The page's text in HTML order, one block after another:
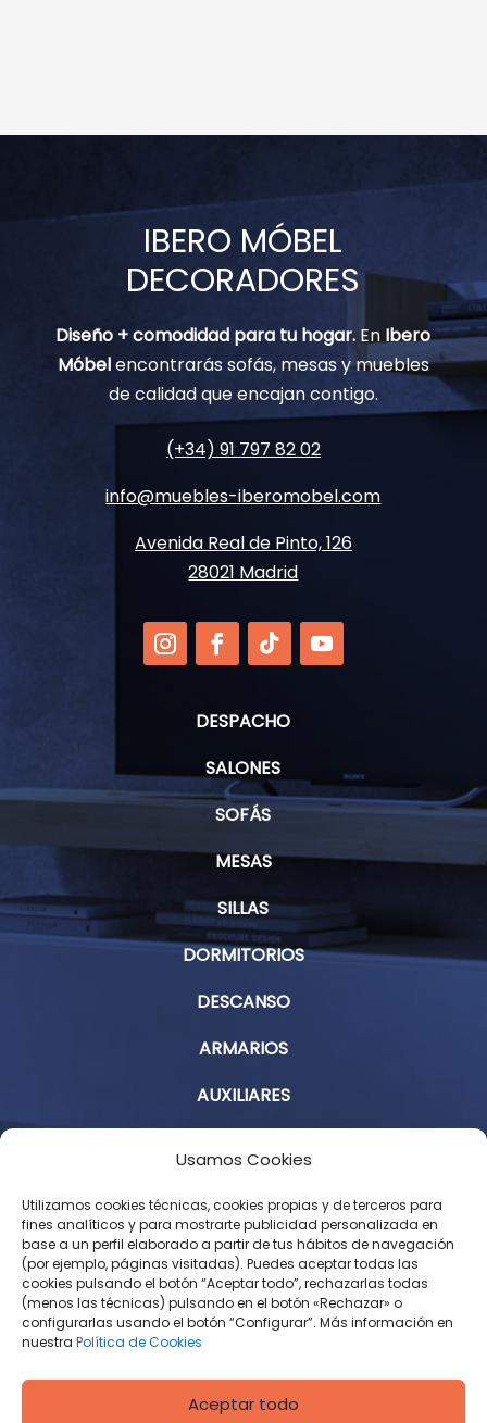
Usamos Cookies
Utilizamos cookies técnicas, cookies propias y de terceros para
fines analíticos y para mostrarte publicidad personalizada en
base a un perfil elaborado a partir de tus hábitos de navegación
(por ejemplo, páginas visitadas). Puedes aceptar todas las
cookies pulsando el botón “Aceptar todo”, rechazarlas todas
(menos las técnicas) pulsando en el botón «Rechazar» o
configurarlas usando el botón “Configurar”. Más información en
nuestra Política de Cookies
Aceptar todo
IBERO MÓBEL
DECORADORES
Diseño + comodidad para tu hogar. EnIbero
Móbelencontrarás sofás, mesas y muebles
de calidad que encajan contigo.
(+34) 91 797 82 02
info@muebles-iberomobel.com
Avenida Real de Pinto, 126
28021 Madrid
DESPACHO
SALONES
SOFÁS
MESAS
SILLAS
DORMITORIOS
DESCANSO
ARMARIOS
AUXILIARES
Aviso Legal
Política de Privacidad
Condiciones Generales de Contratación
Política de Cookies
Derecho de desistimiento